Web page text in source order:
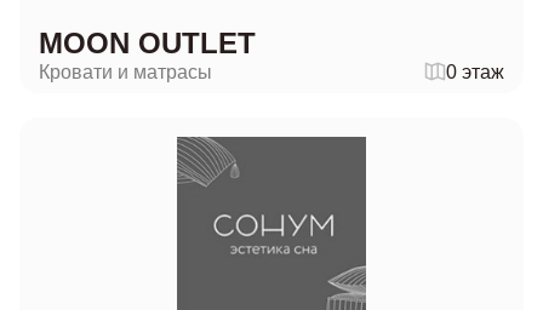
MOON OUTLET
Кровати и матрасы 0 этаж